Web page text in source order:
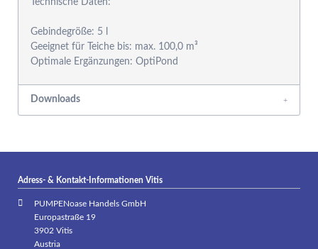
Technische Daten:
Gebindegröße: 5 l
Geeignet für Teiche bis: max. 100,0 m³
Downloads
Adress- & Kontakt-Informationen Vitis
PUMPENoase Handels GmbH
Europastraße 19
3902 Vitis
Austria